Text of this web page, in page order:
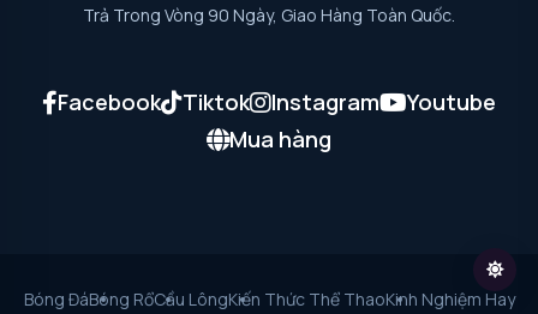
Trả Trong Vòng 90 Ngày, Giao Hàng Toàn Quốc.
Facebook Tiktok Instagram
Youtube
Mua hàng
Bóng ĐáBóng RổCầu LôngKiến Thức Thể ThaoKinh Nghiệm Hay